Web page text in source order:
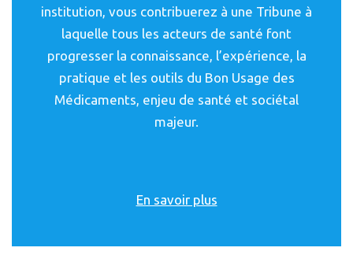
institution, vous contribuerez à une Tribune à
laquelle tous les acteurs de santé font
progresser la connaissance, l’expérience, la
pratique et les outils du Bon Usage des
Médicaments, enjeu de santé et sociétal
majeur.
En savoir plus